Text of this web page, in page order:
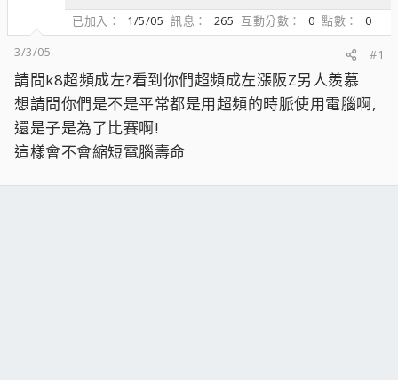
已加入
1/5/05 訊息 265 互動分數 0 點數
0
3/3/05
#1
請問k8超頻成左?看到你們超頻成左漲阪Z另人羨慕
想請問你們是不是平常都是用超頻的時脈使用電腦啊,
還是子是為了比賽啊!
這樣會不會縮短電腦壽命